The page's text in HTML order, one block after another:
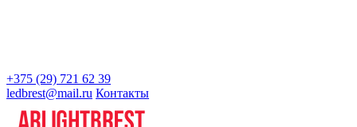
+375 (29) 721 62 39
ledbrest@mail.ru Контакты